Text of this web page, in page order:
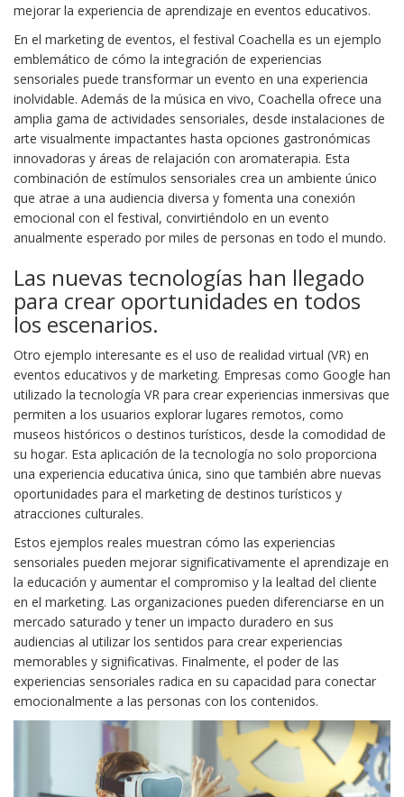
mejorar la experiencia de aprendizaje en eventos educativos.
En el marketing de eventos, el festival Coachella es un ejemplo
emblemático de cómo la integración de experiencias
sensoriales puede transformar un evento en una experiencia
inolvidable. Además de la música en vivo, Coachella ofrece una
amplia gama de actividades sensoriales, desde instalaciones de
arte visualmente impactantes hasta opciones gastronómicas
innovadoras y áreas de relajación con aromaterapia. Esta
combinación de estímulos sensoriales crea un ambiente único
que atrae a una audiencia diversa y fomenta una conexión
emocional con el festival, convirtiéndolo en un evento
anualmente esperado por miles de personas en todo el mundo.
Las nuevas tecnologías han llegado
para crear oportunidades en todos
los escenarios.
Otro ejemplo interesante es el uso de realidad virtual (VR) en
eventos educativos y de marketing. Empresas como Google han
utilizado la tecnología VR para crear experiencias inmersivas que
permiten a los usuarios explorar lugares remotos, como
museos históricos o destinos turísticos, desde la comodidad de
su hogar. Esta aplicación de la tecnología no solo proporciona
una experiencia educativa única, sino que también abre nuevas
oportunidades para el marketing de destinos turísticos y
atracciones culturales.
Estos ejemplos reales muestran cómo las experiencias
sensoriales pueden mejorar significativamente el aprendizaje en
la educación y aumentar el compromiso y la lealtad del cliente
en el marketing. Las organizaciones pueden diferenciarse en un
mercado saturado y tener un impacto duradero en sus
audiencias al utilizar los sentidos para crear experiencias
memorables y significativas. Finalmente, el poder de las
experiencias sensoriales radica en su capacidad para conectar
emocionalmente a las personas con los contenidos.